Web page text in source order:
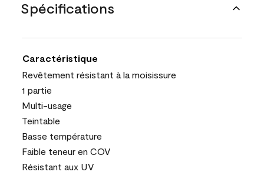
Spécifications
Caractéristique
Revêtement résistant à la moisissure
1 partie
Multi-usage
Teintable
Basse température
Faible teneur en COV
Résistant aux UV